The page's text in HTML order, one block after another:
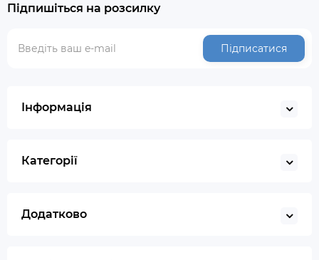
Підпишіться на розсилку
Підписатися
Інформація
Категорії
Додатково